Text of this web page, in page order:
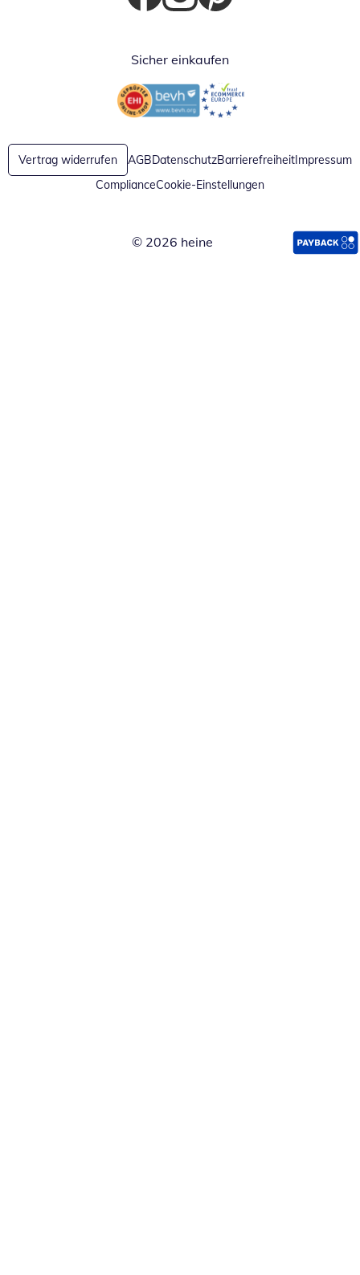
Öffnet in neuem Fenster
Öffnet in neuem Fenster
Öffnet in neuem Fenster
Sicher einkaufen
Öffnet in neuem FensterÖffnet in neuem Fenster
Vertrag widerrufen AGBDatenschutzBarrierefreiheitImpressum
ComplianceCookie-Einstellungen
© 2026 heine